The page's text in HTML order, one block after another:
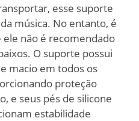
esse suporte
música. No entanto, é
não é recomendado
O suporte possui
macio em todos os
proteção
e seus pés de silicone
estabilidade